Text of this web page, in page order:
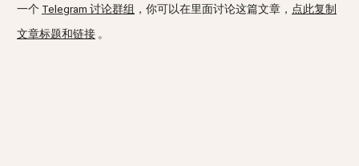
一个 Telegram 讨论群组 ，你可以在里面讨论这篇文章， 点此复制
文章标题和链接 。